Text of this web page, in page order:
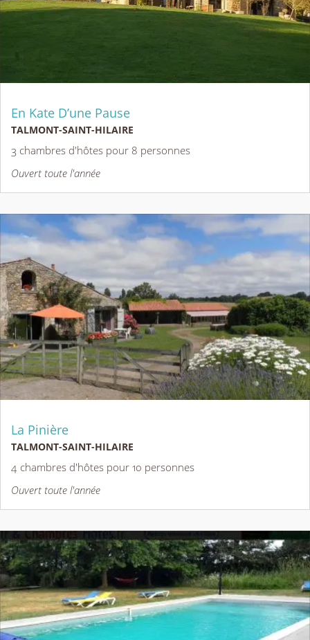
En Kate D’une Pause
TALMONT-SAINT-HILAIRE
3 chambres d'hôtes pour 8 personnes
Ouvert toute l'année
La Pinière
TALMONT-SAINT-HILAIRE
4 chambres d'hôtes pour 10 personnes
Ouvert toute l'année